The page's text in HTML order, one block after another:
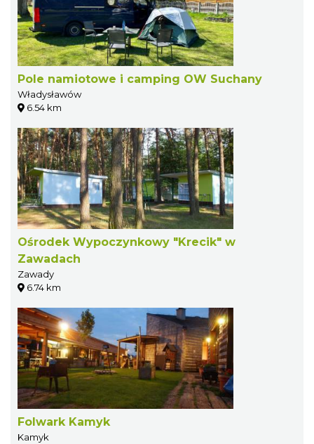
Pole namiotowe i camping OW Suchany
Władysławów
6.54 km
Ośrodek Wypoczynkowy "Krecik" w
Zawadach
Zawady
6.74 km
Folwark Kamyk
Kamyk